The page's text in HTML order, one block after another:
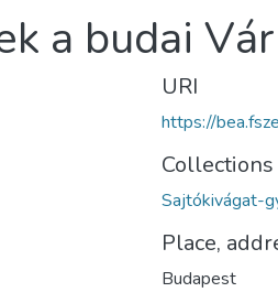
a budai
URI
https://
Collections
Sajtókivágat-
Place,
Budapest